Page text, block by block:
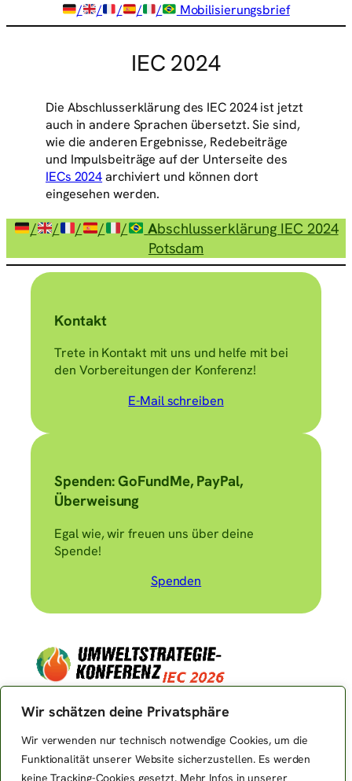
Wir schätzen deine Privatsphäre
Wir verwenden nur technisch notwendige Cookies, um die
Funktionalität unserer Website sicherzustellen. Es werden
keine Tracking-Cookies gesetzt. Mehr Infos in unserer
/
/ / / / Mobilisierungsbrief
IEC 2024
Die Abschlusserklärung des IEC 2024 ist jetzt
auch in andere Sprachen übersetzt. Sie sind,
wie die anderen Ergebnisse, Redebeiträge
und Impulsbeiträge auf der Unterseite des
IECs 2024archiviert und können dort
eingesehen werden.
/ / / / / Abschlusserklärung IEC 2024
Potsdam
Kontakt
Trete in Kontakt mit uns und helfe mit bei
den Vorbereitungen der Konferenz!
E-Mail schreiben
Spenden: GoFundMe, PayPal,
Überweisung
Egal wie, wir freuen uns über deine
Spende!
Spenden
Impressum
Datenschutzerklärung